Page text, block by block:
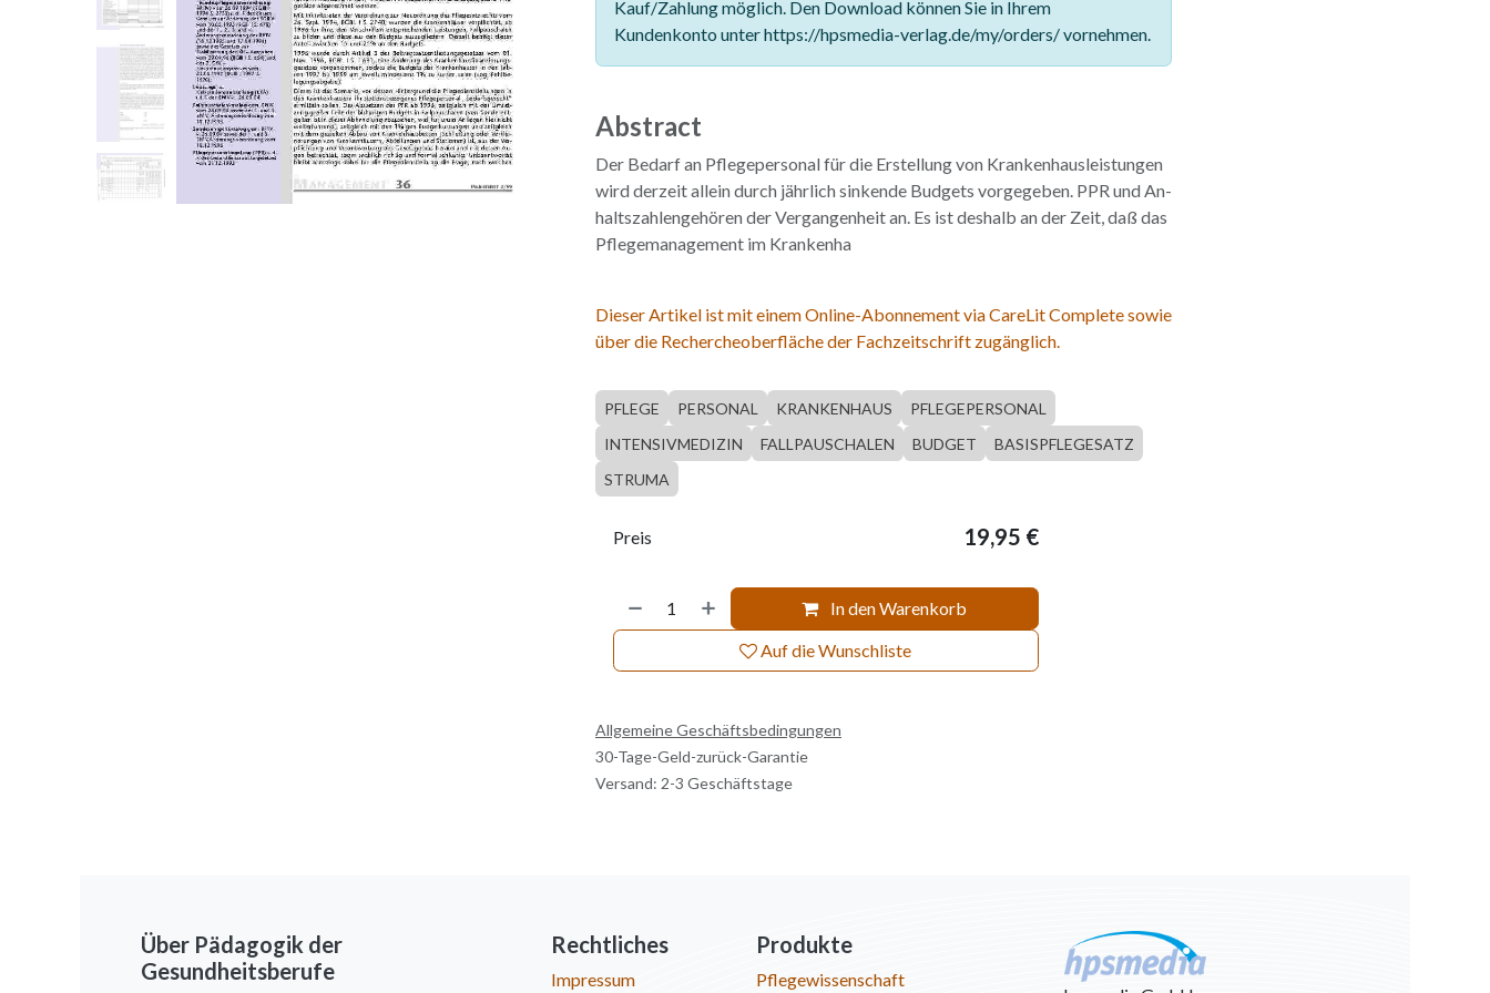
Kauf/Zahlung möglich. Den Download können Sie in Ihrem
Kundenkonto unter https://hpsmedia-verlag.de/my/orders/ vornehmen.
Abstract
Der Bedarf an Pflegepersonal für die Erstellung von Krankenhausleistungen
wird derzeit allein durch jährlich sinkende Budgets vorgegeben. PPR und An-
haltszahlengehören der Vergangenheit an. Es ist deshalb an der Zeit, daß das
Pflegemanagement im Krankenha
Dieser Artikel ist mit einem Online-Abonnement via CareLit Complete sowie
über die Rechercheoberfläche der Fachzeitschrift zugänglich.
PFLEGE PERSONAL KRANKENHAUS
PFLEGEPERSONAL
INTENSIVMEDIZIN
FALLPAUSCHALEN BUDGET
BASISPFLEGESATZ
STRUMA
In den Warenkorb
Auf die Wunschliste
Preis 19,95 €
Allgemeine Geschäftsbedingungen
30-Tage-Geld-zurück-Garantie
Versand: 2-3 Geschäftstage
Über Pädagogik der
Gesundheitsberufe
Rechtliches
Impressum
Produkte
Pflegewissenschaft